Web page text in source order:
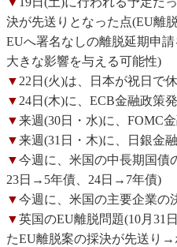
決が先送りとなった点(EU離
EUへ署名なしの離脱延期申
大きな影響を与える可能性)
▼22日(火)は、日本が祝日で
▼24日(木)に、ECB金融政策
▼来週(30日・水)に、FOMC
▼来週(31日・木)に、日銀金
▼今週に、米国の中長期国債
23日→5年債、24日→7年債)
▼今週に、米国の主要企業の
▼英国のEU離脱問題(10月31
たEU離脱案の採決が先送り